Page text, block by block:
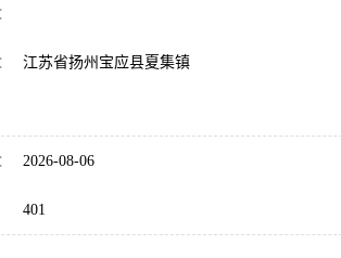
江苏省扬州宝应县夏集镇
2026-08-06
401